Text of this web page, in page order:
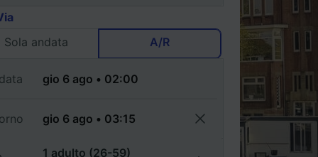
Sola andata
A/R
1 adulto (26-59)